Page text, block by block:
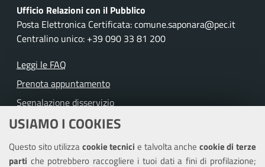
USIAMO I COOKIES
Questo sito utilizzacookie tecnicie talvolta anche cookie di terze
parti che potrebbero raccogliere i tuoi dati a fini di profilazione;
Ufficio Relazioni con il Pubblico
Posta Elettronica Certificata: comune.saponara@pec.it
Centralino unico: +39 090 33 81 200
Leggi le FAQ
Prenota appuntamento
Segnalazione disservizio
Richiesta assistenza
Amministrazione trasparente